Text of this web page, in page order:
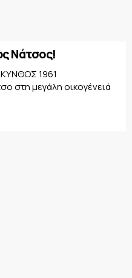
Νάτσος!
1961
στη μεγάλη οικογένειά